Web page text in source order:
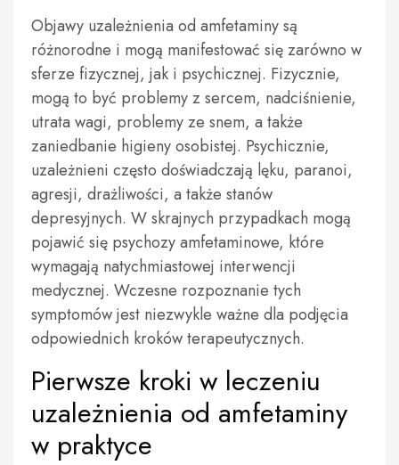
Objawy uzależnienia od amfetaminy są
różnorodne i mogą manifestować się zarówno w
sferze fizycznej, jak i psychicznej. Fizycznie,
mogą to być problemy z sercem, nadciśnienie,
utrata wagi, problemy ze snem, a także
zaniedbanie higieny osobistej. Psychicznie,
uzależnieni często doświadczają lęku, paranoi,
agresji, drażliwości, a także stanów
depresyjnych. W skrajnych przypadkach mogą
pojawić się psychozy amfetaminowe, które
wymagają natychmiastowej interwencji
medycznej. Wczesne rozpoznanie tych
symptomów jest niezwykle ważne dla podjęcia
odpowiednich kroków terapeutycznych.
Pierwsze kroki w leczeniu
uzależnienia od amfetaminy
w praktyce